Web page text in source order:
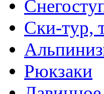
Ски-тур,
Рюкзаки